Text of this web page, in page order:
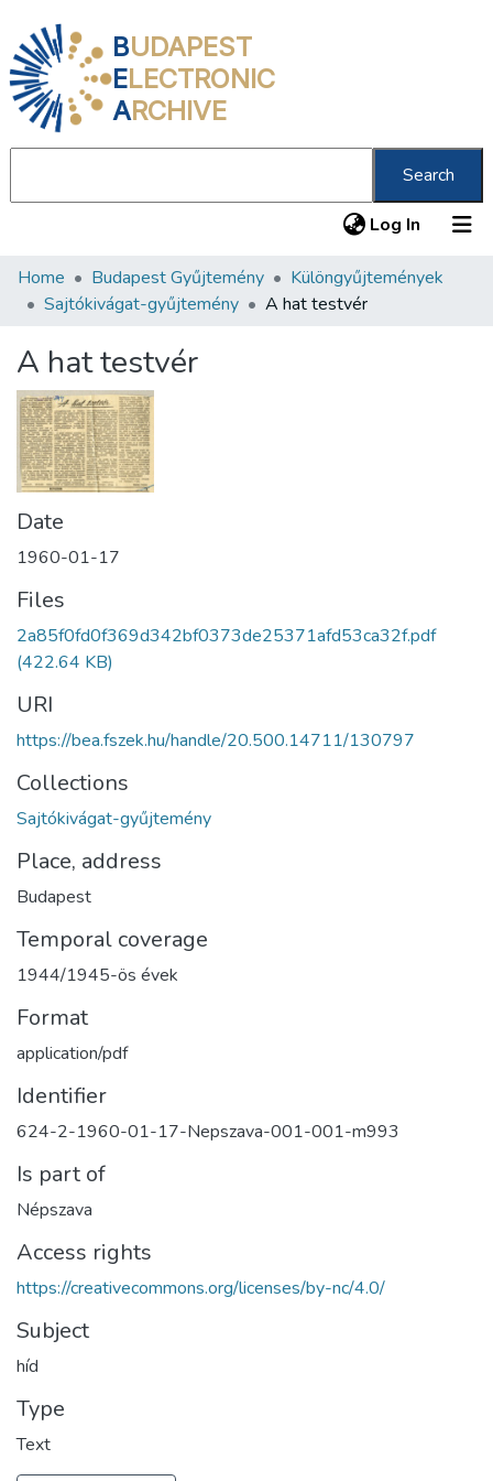
BUDAPEST
ELECTRONIC
ARCHIVE
Search
Log In (current)
Communities & Collections
Statistics
About us
Home Budapest Gyűjtemény
Különgyűjtemények
Sajtókivágat-gyűjtemény
A hat testvér
A hat testvér
Date
1960-01-17
Files
2a85f0fd0f369d342bf0373de25371afd53ca32f.pdf
(422.64 KB)
URI
https://bea.fszek.hu/handle/20.500.14711/130797
Collections
Sajtókivágat-gyűjtemény
Place, address
Budapest
Temporal coverage
1944/1945-ös évek
Format
application/pdf
Identifier
624-2-1960-01-17-Nepszava-001-001-m993
Is part of
Népszava
Access rights
https://creativecommons.org/licenses/by-nc/4.0/
Subject
híd
Type
Text